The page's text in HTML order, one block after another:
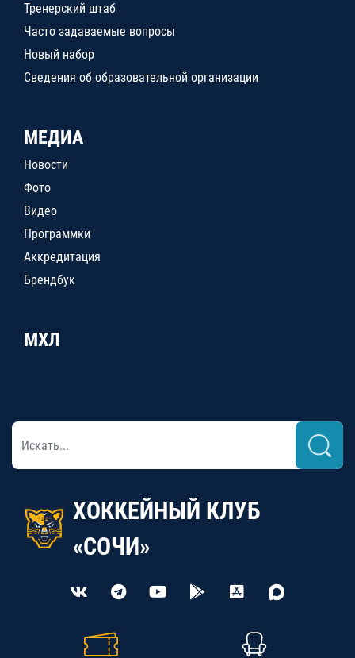
Тренерский штаб
Часто задаваемые вопросы
Новый набор
Сведения об образовательной организации
МЕДИА
Новости
Фото
Видео
Программки
Аккредитация
Брендбук
МХЛ
ХОККЕЙНЫЙ КЛУБ
«СОЧИ»